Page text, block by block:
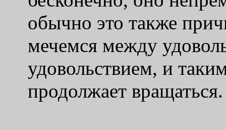
обычно это также
мечемся между
удовольствием, и
продолжает вращаться.